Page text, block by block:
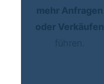
mehr Anfragen
oder Verkäufen
führen.